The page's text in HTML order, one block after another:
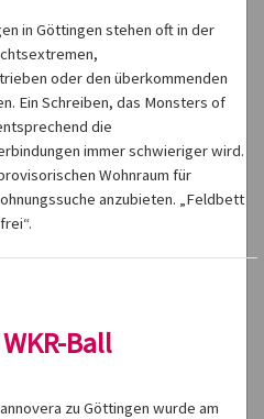
in Göttingen stehen oft in der
oder den überkommenden
Ein Schreiben, das Monsters of
die
immer schwieriger wird.
Wohnraum für
anzubieten. „Feldbett
Ball
zu Göttingen wurde am